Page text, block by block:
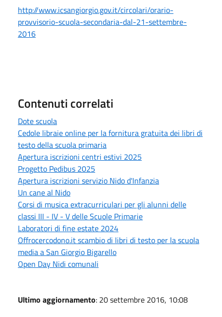
http://www.icsangiorgio.gov.it/circolari/orario-
provvisorio-scuola-secondaria-dal-21-settembre-
2016
Contenuti correlati
Dote scuola
Cedole libraie online per la fornitura gratuita dei libri di
testo della scuola primaria
Apertura iscrizioni centri estivi 2025
Progetto Pedibus 2025
Apertura iscrizioni servizio Nido d'Infanzia
Un cane al Nido
Corsi di musica extracurriculari per gli alunni delle
classi III - IV - V delle Scuole Primarie
Laboratori di fine estate 2024
Offrocercodono.it scambio di libri di testo per la scuola
media a San Giorgio Bigarello
Open Day Nidi comunali
Ultimo aggiornamento: 20 settembre 2016, 10:08